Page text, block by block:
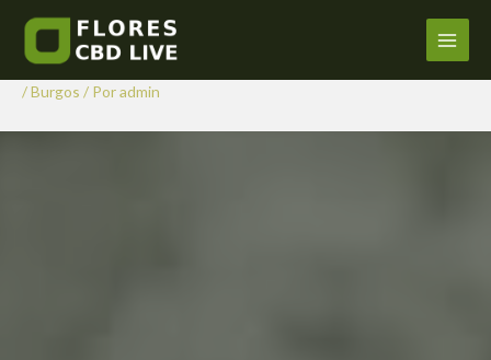
contenido
Main
Comprar Flores CBD en
Quintanavides
/Burgos / Poradmin